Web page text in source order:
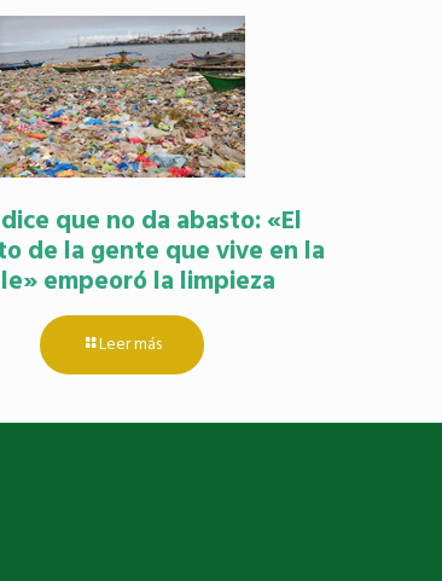
que no da abasto: «El
de la gente que vive en la
empeoró la limpieza
Leer más